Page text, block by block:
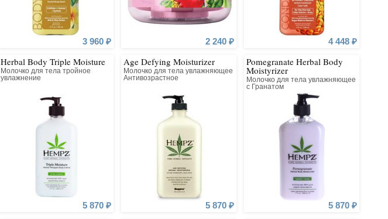
3 960 ₽ 2 240 ₽ 4 448 ₽
Herbal Body Triple Moisture
Молочко для тела тройное
увлажнение
5 870 ₽
Age Defying Moisturizer
Молочко для тела увлажняющее
Антивозрастное
5 870 ₽
Pomegranate Herbal Body
Moistyrizer
Молочко для тела увлажняющее
с Гранатом
5 870 ₽